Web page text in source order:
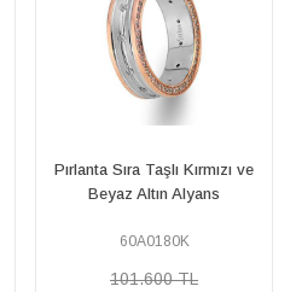
Çift Sıra Pırlanta Beyaz Altın
Burma Desenli Alyans
60A0154K
113.610 TL